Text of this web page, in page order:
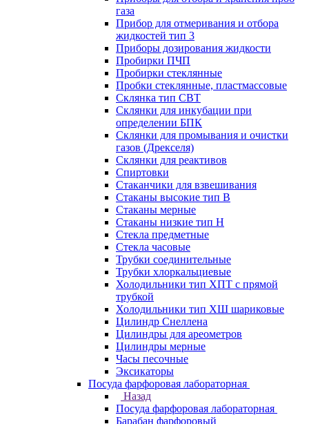
газа
Прибор для отмеривания и отбора
жидкостей тип 3
Приборы дозирования жидкости
Пробирки ПЧП
Пробирки стеклянные
Пробки стеклянные, пластмассовые
Склянка тип СВТ
Склянки для инкубации при
определении БПК
Склянки для промывания и очистки
газов (Дрекселя)
Склянки для реактивов
Спиртовки
Стаканчики для взвешивания
Стаканы высокие тип В
Стаканы мерные
Стаканы низкие тип Н
Стекла предметные
Стекла часовые
Трубки соединительные
Трубки хлоркальциевые
Холодильники тип ХПТ с прямой
трубкой
Холодильники тип ХШ шариковые
Цилиндр Снеллена
Цилиндры для ареометров
Цилиндры мерные
Часы песочные
Эксикаторы
Посуда фарфоровая лабораторная
Назад
Посуда фарфоровая лабораторная
Барабан фарфоровый